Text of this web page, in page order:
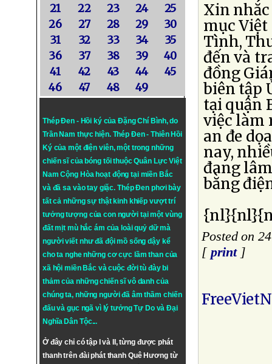
21
22 23 24
25
26
27 28 29
30
31
32 33 34
35
36
37 38 39
40
41
42 43 44
45
46
47 48 49
Thép Đen - Hồi ký của Đặng Chí Bình, do
Trần Nam thực hiện. Thép Đen- Thiên Hồi
Ký của một điện viên, một trong những
chiến sĩ của bóng tối thuộc Quân Lực Việt
Nam Cộng Hòa hoạt động tại miền Bắc
và đã sa vào tay giặc. Thép Đen phơi bày
tất cả những sự thật kinh khiếp vượt trí
tưởng tượng của con người tại một vùng
đất mịt mù hắc ám của loài quỷ dữ mà
người viết như đã đội mồ sống dậy kể
cho ta nghe những cơ cực lầm than của
xã hội miền Bắc và cuộc đời tù đày bi
thảm của những chiến sĩ vô danh của
chúng ta, những người đã âm thầm chiến
đấu và gục ngã vì lý tưởngTự DovàĐại
Nghĩa Dân Tộc...
Ở đây chỉ có tập I và II, từng được phát
thanh trên đài phát thanh Quê Hương từ
Xin
mục Việt
Tình,
đến và
đồng
biên tập
tại quận
việc làm
an đe
nay,
đang
bằng
Posted on
[ print]